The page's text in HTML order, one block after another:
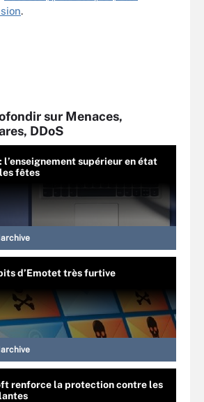
.
sur Menaces,
DDoS
supérieur en état
fêtes
d’Emotet très furtive
renforce la protection contre les